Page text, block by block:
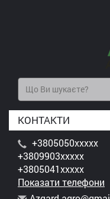
КОНТАКТИ
+3805050xxxxx
+3809903xxxxx
+3805041xxxxx
Показати телефони